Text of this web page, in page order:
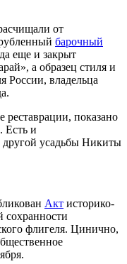
от
барочный
еще и закрыт
а образец стиля и
России, владельца
реставрации, показано
Есть и
усадьбы Никиты
Акт историко-
сохранности
флигеля. Цинично,